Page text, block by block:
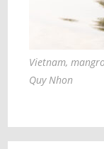
Vietnam,
Quy Nhon